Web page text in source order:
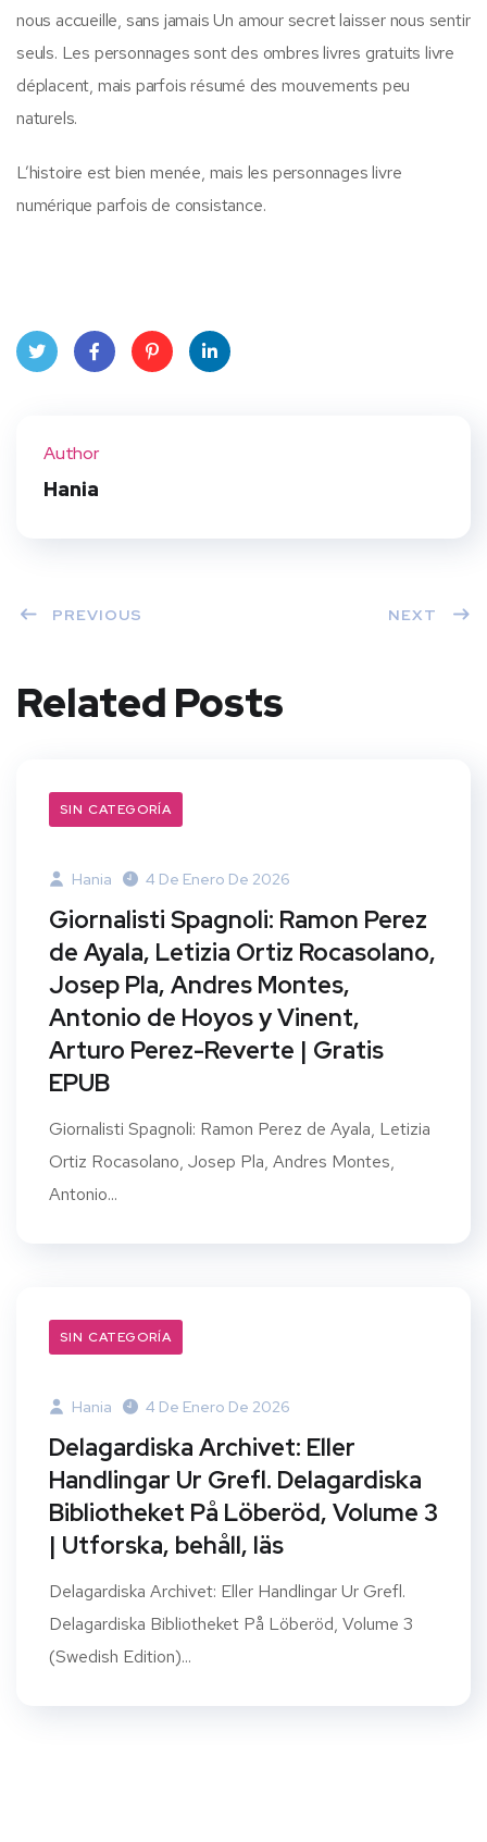
nous accueille, sans jamais Un amour secret laisser nous sentir
seuls. Les personnages sont des ombres livres gratuits livre
déplacent, mais parfois résumé des mouvements peu
naturels.
L’histoire est bien menée, mais les personnages livre
numérique parfois de consistance.
Author
Hania
PREVIOUS NEXT
Related Posts
SIN CATEGORÍA
Hania 4 De Enero De 2026
Giornalisti Spagnoli: Ramon Perez
de Ayala, Letizia Ortiz Rocasolano,
Josep Pla, Andres Montes,
Antonio de Hoyos y Vinent,
Arturo Perez-Reverte | Gratis
EPUB
Giornalisti Spagnoli: Ramon Perez de Ayala, Letizia
Ortiz Rocasolano, Josep Pla, Andres Montes,
Antonio...
SIN CATEGORÍA
Hania 4 De Enero De 2026
Delagardiska Archivet: Eller
Handlingar Ur Grefl. Delagardiska
Bibliotheket På Löberöd, Volume 3
| Utforska, behåll, läs
Delagardiska Archivet: Eller Handlingar Ur Grefl.
Delagardiska Bibliotheket På Löberöd, Volume 3
(Swedish Edition)...